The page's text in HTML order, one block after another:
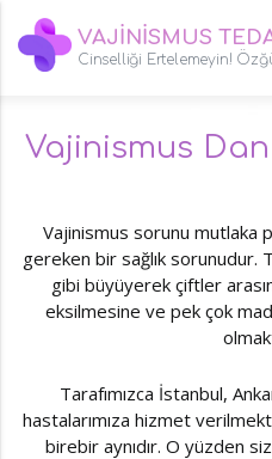
VAJİNİSMUS
Cinselliği Ertelemeyin!
Vajinismus
Vajinismus sorunu mutlaka
gereken bir sağlık sorunudur.
gibi büyüyerek çiftler
eksilmesine ve pek çok
Tarafımızca İstanbul,
hastalarımıza hizmet
birebir aynıdır. O yüzden